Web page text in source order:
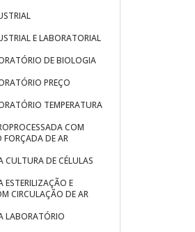
E LABORATORIAL
DE BIOLOGIA
PREÇO
TEMPERATURA
COM
FORÇADA DE AR
CULTURA DE CÉLULAS
ESTERILIZAÇÃO E
CIRCULAÇÃO DE AR
LABORATÓRIO